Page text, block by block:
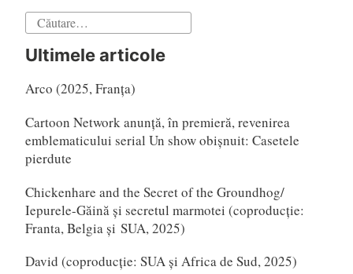
Caută
Ultimele articole
Arco (2025, Franța)
Cartoon Network anunță, în premieră, revenirea
emblematicului serial Un show obișnuit: Casetele
pierdute
Chickenhare and the Secret of the Groundhog/
Iepurele-Găină și secretul marmotei (coproducție:
Franta, Belgia și SUA, 2025)
David (coproducție: SUA și Africa de Sud, 2025)